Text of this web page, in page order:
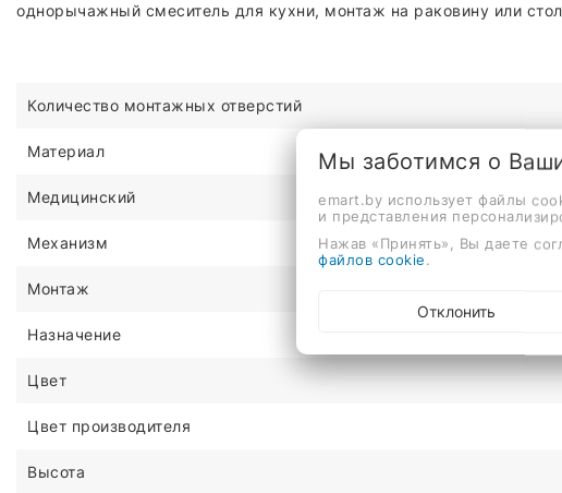
однорычажный смеситель для кухни, монтаж на раковину или
Количество монтажных отверстий
Материал
Медицинский
Механизм
Монтаж
Назначение
Цвет
Цвет производителя
Высота
Мы заботимся о
emart.by использует файлы
и представления
Нажав «Принять», Вы даете
файлов cookie.
Отклонить